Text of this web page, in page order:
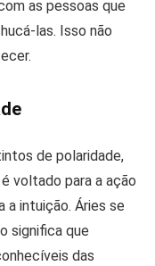
as pessoas que
las. Isso não
de polaridade,
voltado para a ação
a intuição. Áries se
significa que
das